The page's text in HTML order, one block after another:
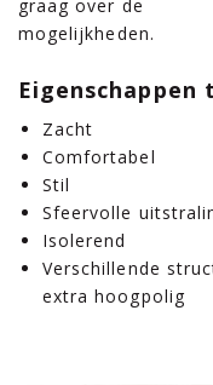
graag over de
mogelijkheden.
Eigenschappen
Zacht
Comfortabel
Stil
Sfeervolle
Isolerend
Verschillende
extra hoogpolig